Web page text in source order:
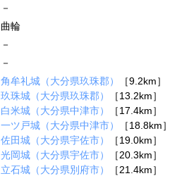
－
曲輪
－
－
角牟礼城（大分県玖珠郡）
［9.2km］
玖珠城（大分県玖珠郡）
［13.2km］
白米城（大分県中津市）
［17.4km］
一ツ戸城（大分県中津市）
［18.8km］
佐田城（大分県宇佐市）
［19.0km］
光岡城（大分県宇佐市）
［20.3km］
立石城（大分県別府市）
［21.4km］